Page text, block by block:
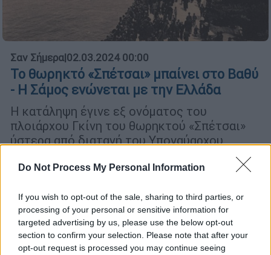
Do Not Process My Personal Information
If you wish to opt-out of the sale, sharing to third parties, or
processing of your personal or sensitive information for
targeted advertising by us, please use the below opt-out
section to confirm your selection. Please note that after your
opt-out request is processed you may continue seeing
Σαν Σήμερα|02.03.2024 00:00
Το θωρηκτό «Σπέτσαι» μπαίνει στο Βαθύ
- Η Σάμος ενώνεται με την Ελλάδα
Η κατάληψη έγινε εξ ονόματος του
πλοιάρχου Γκίνη του θωρηκτού «Σπέτσαι»
ύστερα από διαταγή του Υποναύαρχου,